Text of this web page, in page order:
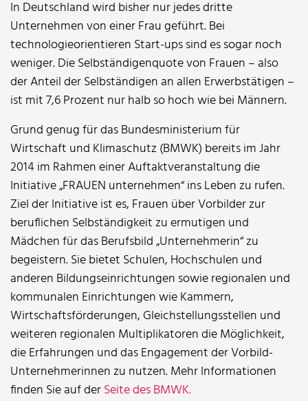
In Deutschland wird bisher nur jedes dritte
Unternehmen von einer Frau geführt. Bei
technologieorientieren Start-ups sind es sogar noch
weniger. Die Selbständigenquote von Frauen – also
der Anteil der Selbständigen an allen Erwerbstätigen –
ist mit 7,6 Prozent nur halb so hoch wie bei Männern.
Grund genug für das Bundesministerium für
Wirtschaft und Klimaschutz (BMWK) bereits im Jahr
2014 im Rahmen einer Auftaktveranstaltung die
Initiative „FRAUEN unternehmen“ ins Leben zu rufen.
Ziel der Initiative ist es, Frauen über Vorbilder zur
beruflichen Selbständigkeit zu ermutigen und
Mädchen für das Berufsbild „Unternehmerin“ zu
begeistern. Sie bietet Schulen, Hochschulen und
anderen Bildungseinrichtungen sowie regionalen und
kommunalen Einrichtungen wie Kammern,
Wirtschaftsförderungen, Gleichstellungsstellen und
weiteren regionalen Multiplikatoren die Möglichkeit,
die Erfahrungen und das Engagement der Vorbild-
Unternehmerinnen zu nutzen. Mehr Informationen
finden Sie auf derSeite des BMWK.